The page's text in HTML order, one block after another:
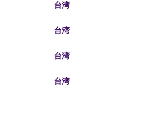
台湾
台湾
台湾
台湾